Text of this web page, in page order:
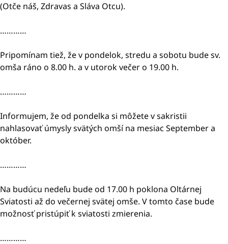
(Otče náš, Zdravas a Sláva Otcu).
…………
Pripomínam tiež, že v pondelok, stredu a sobotu bude sv.
omša ráno o 8.00 h. a v utorok večer o 19.00 h.
…………
Informujem, že od pondelka si môžete v sakristii
nahlasovať úmysly svätých omší na mesiac September a
október.
…………
Na budúcu nedeľu bude od 17.00 h poklona Oltárnej
Sviatosti až do večernej svätej omše. V tomto čase bude
možnosť pristúpiť k sviatosti zmierenia.
…………